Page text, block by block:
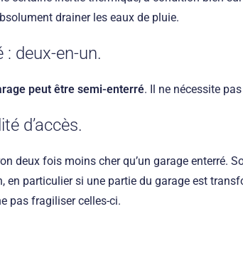
drainer les eaux de pluie.
: deux-en-un.
peut être semi-enterré. Il ne nécessite
d’accès.
deux fois moins cher qu’un garage enterré.
en particulier si une partie du garage est
pas fragiliser celles-ci.